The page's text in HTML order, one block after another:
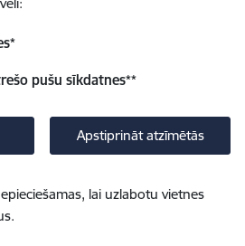
*
pušu sīkdatnes**
Apstiprināt atzīmētās
lai uzlabotu vietnes